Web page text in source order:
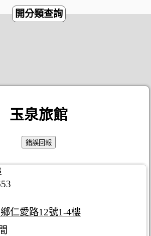
開分類查詢
玉泉旅館
仁愛路12號1-4樓